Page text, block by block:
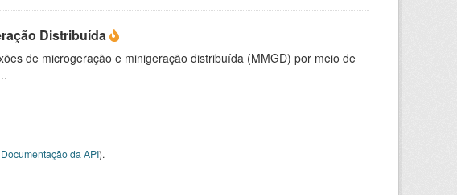
Distribuída
de microgeração e minigeração distribuída (MMGD) por meio de
Documentação da API).